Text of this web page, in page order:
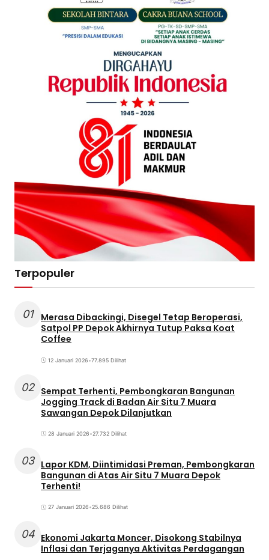
Terpopuler
01
Merasa Dibackingi, Disegel Tetap Beroperasi,
Satpol PP Depok Akhirnya Tutup Paksa Koat
Coffee
12 Januari 2026•77.895 Dilihat
02 Sempat Terhenti, Pembongkaran Bangunan
Jogging Track di Badan Air Situ 7 Muara
Sawangan Depok Dilanjutkan
28 Januari 2026•27.732 Dilihat
03 Lapor KDM, Diintimidasi Preman, Pembongkaran
Bangunan di Atas Air Situ 7 Muara Depok
Terhenti!
27 Januari 2026•25.686 Dilihat
04 Ekonomi Jakarta Moncer, Disokong Stabilnya
Inflasi dan Terjaganya Aktivitas Perdagangan